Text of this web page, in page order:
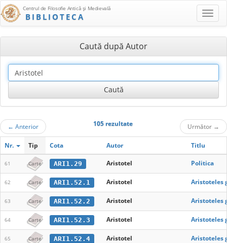
Centrul de Filosofie Antică şi Medievală
BIBLIOTECA
Caută după Autor
← Anterior 105 rezultate Următor →
Nr. Tip Cota Autor Titlu
61 Carte ARI1.29 Aristotel Politica
62 Carte ARI1.52.1 Aristotel Aristoteles
63 Carte ARI1.52.2 Aristotel Aristoteles
64 Carte ARI1.52.3 Aristotel Aristoteles
65 Carte ARI1.52.4 Aristotel Aristoteles